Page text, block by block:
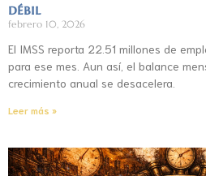
débil
febrero 10, 2026
El IMSS reporta 22.51 millones de
para ese mes. Aun así, el balance
crecimiento anual se desacelera.
Leer más »